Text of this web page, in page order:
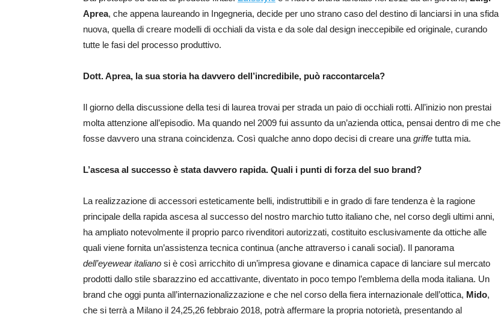
Aprea, che appena laureando in Ingegneria, decide per uno strano caso del destino di lanciarsi in una sfida
nuova, quella di creare modelli di occhiali da vista e da sole dal design ineccepibile ed originale, curando
tutte le fasi del processo produttivo.
Dott. Aprea, la sua storia ha davvero dell’incredibile, può raccontarcela?
Il giorno della discussione della tesi di laurea trovai per strada un paio di occhiali rotti. All’inizio non prestai
molta attenzione all’episodio. Ma quando nel 2009 fui assunto da un’azienda ottica, pensai dentro di me che
fosse davvero una strana coincidenza. Così qualche anno dopo decisi di creare una griffe tutta mia.
L’ascesa al successo è stata davvero rapida. Quali i punti di forza del suo brand?
La realizzazione di accessori esteticamente belli, indistruttibili e in grado di fare tendenza è la ragione
principale della rapida ascesa al successo del nostro marchio tutto italiano che, nel corso degli ultimi anni,
ha ampliato notevolmente il proprio parco rivenditori autorizzati, costituito esclusivamente da ottiche alle
quali viene fornita un’assistenza tecnica continua (anche attraverso i canali social). Il panorama
dell’eyewear italiano si è così arricchito di un’impresa giovane e dinamica capace di lanciare sul mercato
prodotti dallo stile sbarazzino ed accattivante, diventato in poco tempo l’emblema della moda italiana. Un
brand che oggi punta all’internazionalizzazione e che nel corso della fiera internazionale dell’ottica, Mido,
che si terrà a Milano il 24,25,26 febbraio 2018, potrà affermare la propria notorietà, presentando al